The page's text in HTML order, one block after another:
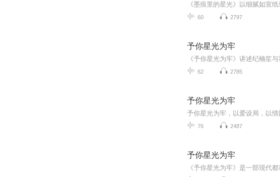
60 2797
予你星光为牢
62 2785
予你星光为牢
76 2487
予你星光为牢